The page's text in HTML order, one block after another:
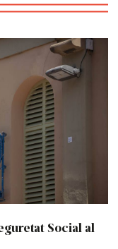
Social al